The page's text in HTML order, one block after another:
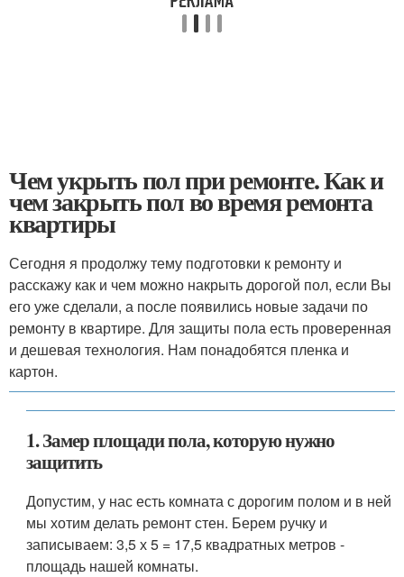
Чем укрыть пол при ремонте. Как и
чем закрыть пол во время ремонта
квартиры
Сегодня я продолжу тему подготовки к ремонту и
расскажу как и чем можно накрыть дорогой пол, если Вы
его уже сделали, а после появились новые задачи по
ремонту в квартире. Для защиты пола есть проверенная
и дешевая технология. Нам понадобятся пленка и
картон.
1. Замер площади пола, которую нужно
защитить
Допустим, у нас есть комната с дорогим полом и в ней
мы хотим делать ремонт стен. Берем ручку и
записываем: 3,5 х 5 = 17,5 квадратных метров -
площадь нашей комнаты.